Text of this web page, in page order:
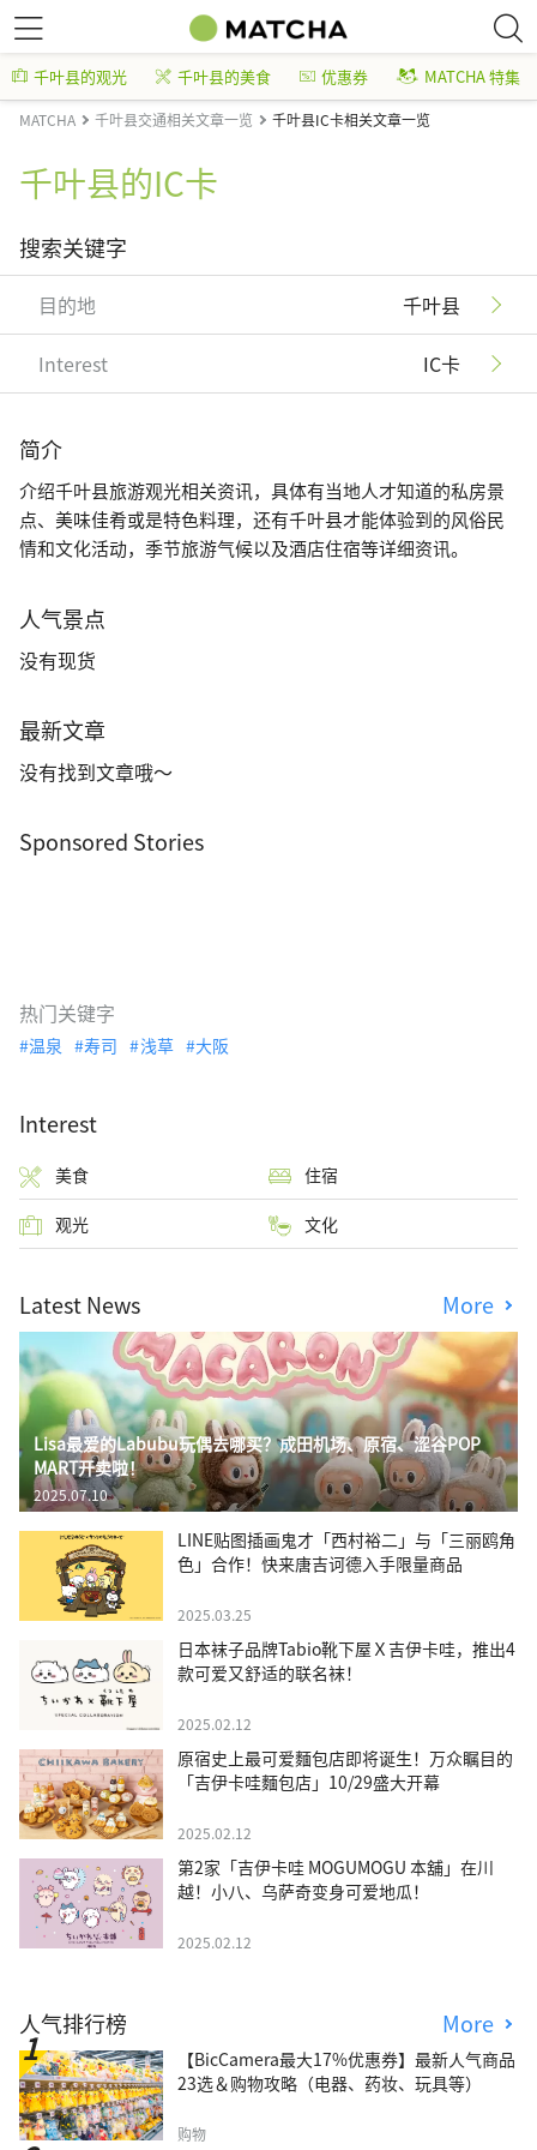
千叶县的观光 千叶县的美食 优惠券 MATCHA 特集
MATCHA 千叶县交通相关文章一览 千叶县IC卡相关文章一览
千叶县的IC卡
搜索关键字
目的地 千叶县
Interest IC卡
简介
介绍千叶县旅游观光相关资讯，具体有当地人才知道的私房景
点、美味佳肴或是特色料理，还有千叶县才能体验到的风俗民
情和文化活动，季节旅游气候以及酒店住宿等详细资讯。
人气景点
没有现货
最新文章
没有找到文章哦～
Sponsored Stories
热门关键字
温泉 寿司 浅草 大阪
Interest
美食 住宿
观光 文化
Latest News More
Lisa最爱的Labubu玩偶去哪买？成田机场、原宿、涩谷POP
MART开卖啦！
2025.07.10
LINE贴图插画鬼才「西村裕二」与「三丽鸥角
色」合作！快来唐吉诃德入手限量商品
2025.03.25
日本袜子品牌Tabio靴下屋Ｘ吉伊卡哇，推出4
款可爱又舒适的联名袜！
2025.02.12
原宿史上最可爱麵包店即将诞生！万众瞩目的
「吉伊卡哇麵包店」10/29盛大开幕
2025.02.12
第2家「吉伊卡哇 MOGUMOGU 本舖」在川
越！小八、乌萨奇变身可爱地瓜！
2025.02.12
人气排行榜 More
【BicCamera最大17%优惠券】最新人气商品
23选＆购物攻略（电器、药妆、玩具等）
购物